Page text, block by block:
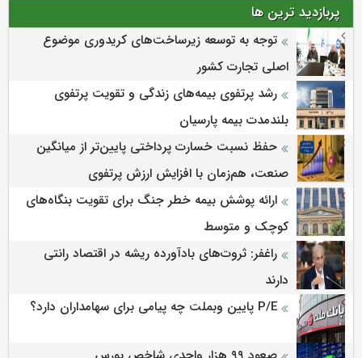
پربازدید ترین ها
توجه به توسعه زیرساخت‌های کریدوری موضوع
اصلی تجارت کشور
رشد پرتفوی بیمه‌های زندگی و تقویت پرتفوی
بلندمدت بیمه پارسیان
حفظ نسبت خسارت پرداختی پایین‌تر از میانگین
صنعت، هم‌زمان با افزایش ارزش پرتفوی
ارائه پوشش بیمه خطر جنگ برای تقویت بنگاه‌های
کوچک و متوسط
راغفر: ثروت‌های بادآورده ریشه در اقتصاد رانتی
دارند
P/E پایین وبملت چه پیامی برای سهامداران دارد؟